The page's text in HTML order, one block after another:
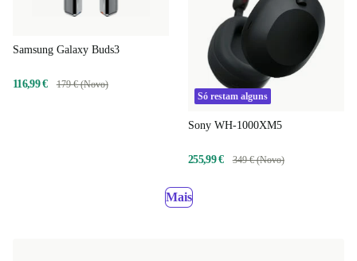
Samsung Galaxy Buds3
116,99 €
179 € (Novo)
Só restam alguns
Sony WH-1000XM5
255,99 € 349 € (Novo)
Mais